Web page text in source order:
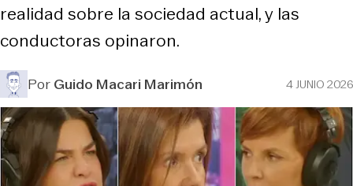
realidad sobre la sociedad actual, y las
conductoras opinaron.
PorGuido Macari Marimón 4 JUNIO 2026